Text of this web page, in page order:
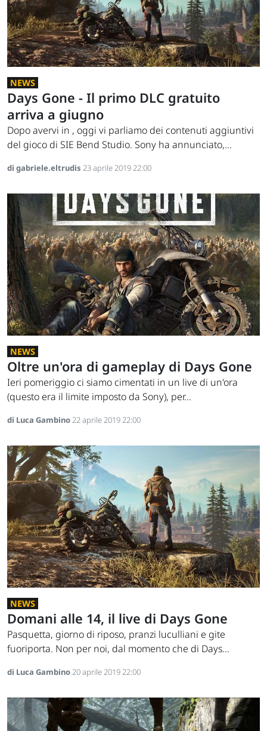
NEWS
Days Gone - Il primo DLC gratuito
arriva a giugno
Dopo avervi in , oggi vi parliamo dei contenuti aggiuntivi
del gioco di SIE Bend Studio. Sony ha annunciato,...
di gabriele.eltrudis 23 aprile 2019 22:00
NEWS
Oltre un'ora di gameplay di Days Gone
Ieri pomeriggio ci siamo cimentati in un live di un'ora
(questo era il limite imposto da Sony), per...
di Luca Gambino22 aprile 2019 22:00
NEWS
Domani alle 14, il live di Days Gone
Pasquetta, giorno di riposo, pranzi luculliani e gite
fuoriporta. Non per noi, dal momento che di Days...
di Luca Gambino20 aprile 2019 22:00